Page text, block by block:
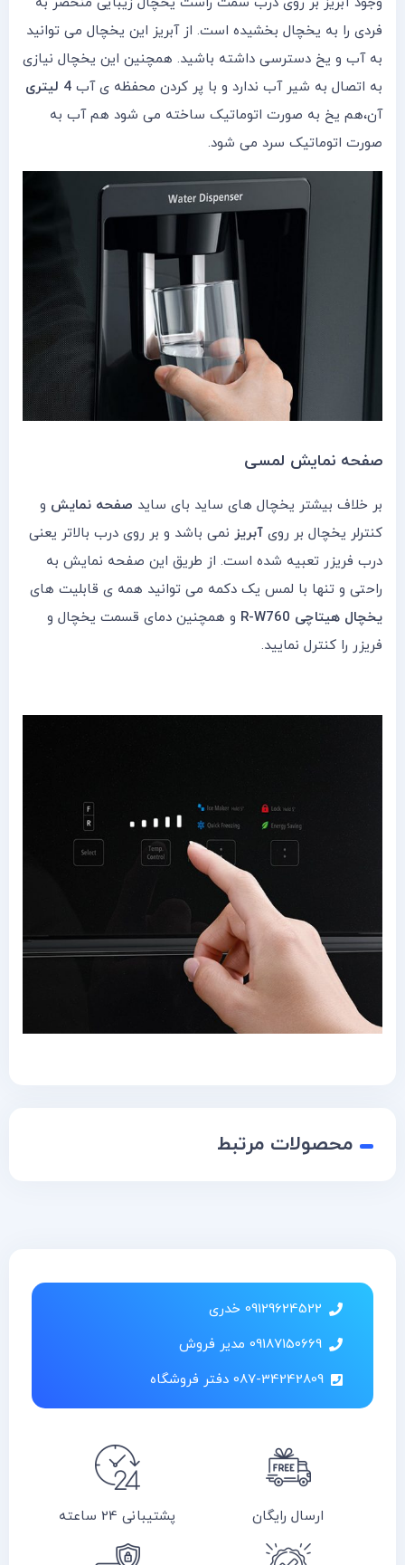
فردی را به یخچال بخشیده است. از آبریز این یخچال می توانید
به آب و یخ دسترسی داشته باشید. همچنین این یخچال نیازی
به اتصال به شیر آب ندارد و با پر کردن محفظه ی آب
آن،هم یخ به صورت اتوماتیک ساخته می شود هم آب به
صورت اتوماتیک سرد می شود.
صفحه نمایش لمسی
بر خلاف بیشتر یخچال های ساید بای ساید صفحه نمایش و
کنترلر یخچال بر روی آبریز نمی باشد و بر روی درب بالاتر یعنی
درب فریزر تعبیه شده است. از طریق این صفحه نمایش به
راحتی و تنها با لمس یک دکمه می توانید همه ی قابلیت های
یخچال هیتاچی R-W760
و همچنین دمای قسمت یخچال و
فریزر را کنترل نمایید.
محصولات مرتبط
09129624522 خدری
09187150669 مدیر فروش
087-34242809 دفتر فروشگاه
ارسال رایگان پشتیبانی 24 ساعته